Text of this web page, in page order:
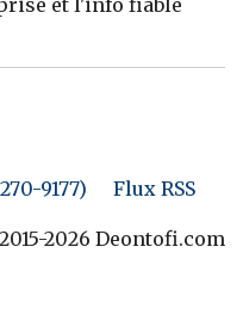
9177)
Flux RSS
2026 Deontofi.com